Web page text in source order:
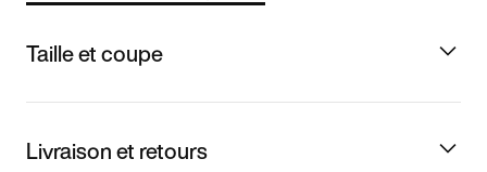
Taille et coupe
Livraison et retours